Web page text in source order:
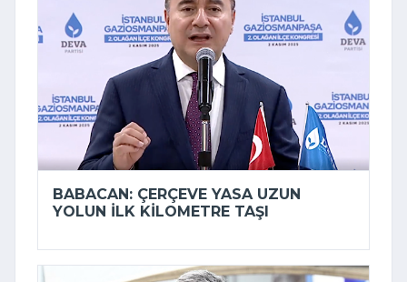
BABACAN: ÇERÇEVE YASA UZUN
YOLUN ILK KILOMETRE TAŞI